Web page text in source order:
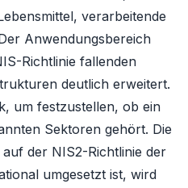
verarbeitende
Anwendungsbereich
Richtlinie fallenden
deutlich erweitert.
um festzustellen, ob ein
Sektoren gehört. Die
der NIS2-Richtlinie der
umgesetzt ist, wird